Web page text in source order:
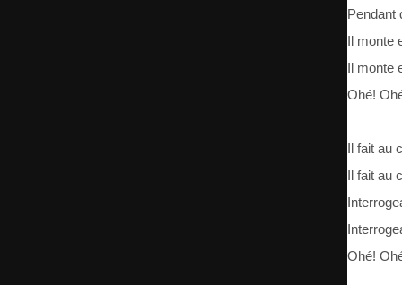
Pendant
Il monte
Il monte
Ohé!
Il fait au
Il fait au
Ohé!